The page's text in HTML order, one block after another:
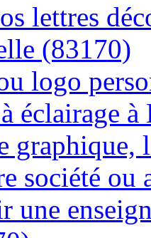
lettres
(83170)
logo
éclairage
graphique,
société
une